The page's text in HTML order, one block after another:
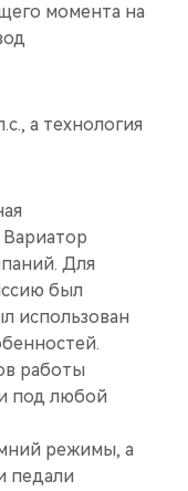
момента на
а технология
Вариатор
Для
был
использован
работы
под любой
режимы, а
педали